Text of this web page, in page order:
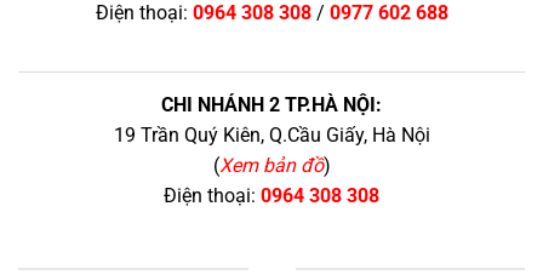
Điện thoại: 0964 308 308/ 0977 602 688
CHI NHÁNH 2 TP.HÀ NỘI:
19 Trần Quý Kiên, Q.Cầu Giấy, Hà Nội
(Xem bản đồ)
Điện thoại: 0964 308 308